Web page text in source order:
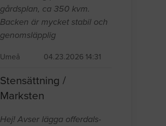
gårdsplan, ca 350 kvm.
Backen är mycket stabil och
genomsläpplig
Umeå 04.23.2026 14:31
Stensättning /
Marksten
Hej! Avser lägga offerdals-